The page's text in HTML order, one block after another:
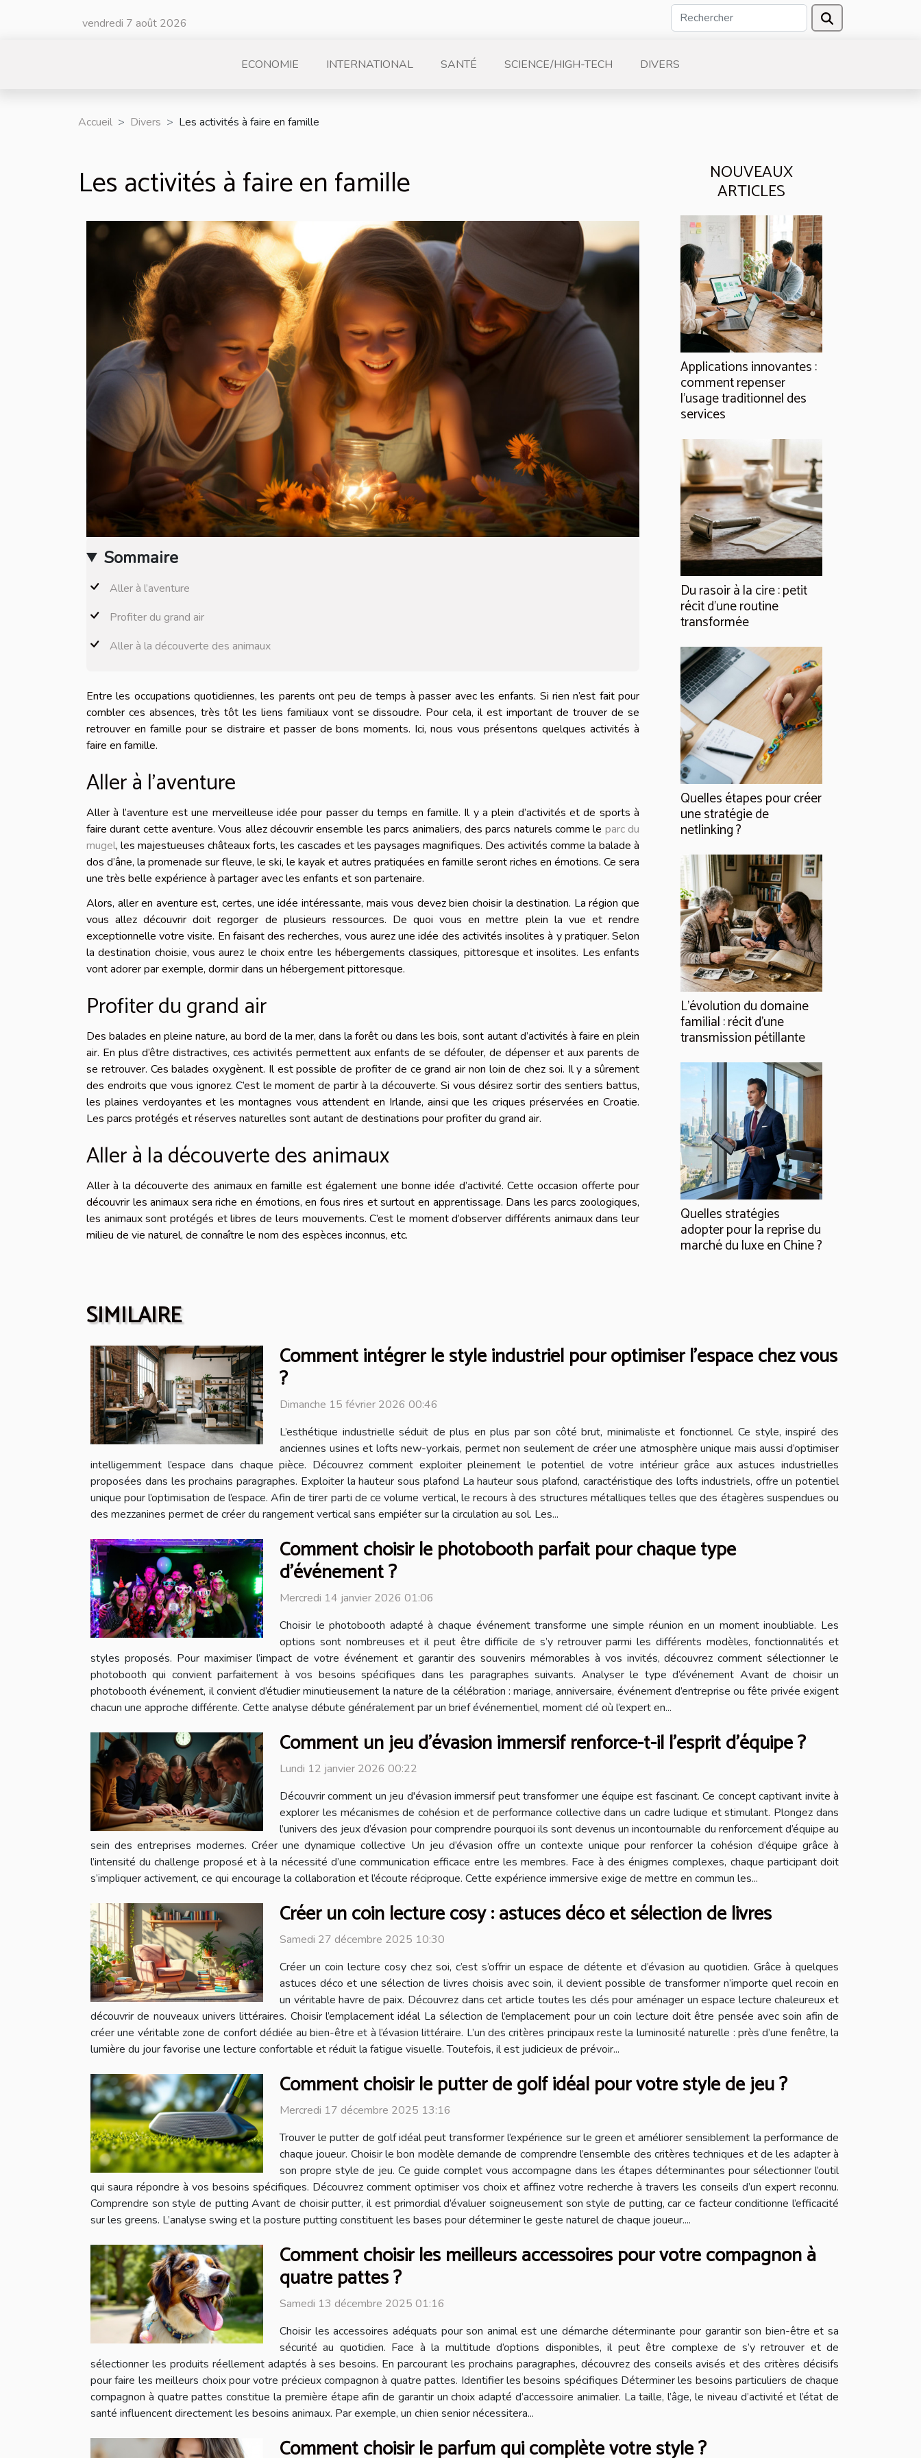
vendredi 7 août 2026
ECONOMIE INTERNATIONAL SANTÉ SCIENCE/HIGH-TECH DIVERS
Accueil Divers Les activités à faire en famille
Les activités à faire en famille
Sommaire
Aller à l’aventure
Profiter du grand air
Aller à la découverte des animaux
Entre les occupations quotidiennes, les parents ont peu de temps à passer avec les enfants. Si rien n’est fait pour
combler ces absences, très tôt les liens familiaux vont se dissoudre. Pour cela, il est important de trouver de se
retrouver en famille pour se distraire et passer de bons moments. Ici, nous vous présentons quelques activités à
faire en famille.
Aller à l’aventure
Aller à l’aventure est une merveilleuse idée pour passer du temps en famille. Il y a plein d’activités et de sports à
faire durant cette aventure. Vous allez découvrir ensemble les parcs animaliers, des parcs naturels comme le parc du
mugel, les majestueuses châteaux forts, les cascades et les paysages magnifiques. Des activités comme la balade à
dos d’âne, la promenade sur fleuve, le ski, le kayak et autres pratiquées en famille seront riches en émotions. Ce sera
une très belle expérience à partager avec les enfants et son partenaire.
Alors, aller en aventure est, certes, une idée intéressante, mais vous devez bien choisir la destination. La région que
vous allez découvrir doit regorger de plusieurs ressources. De quoi vous en mettre plein la vue et rendre
exceptionnelle votre visite. En faisant des recherches, vous aurez une idée des activités insolites à y pratiquer. Selon
la destination choisie, vous aurez le choix entre les hébergements classiques, pittoresque et insolites. Les enfants
vont adorer par exemple, dormir dans un hébergement pittoresque.
Profiter du grand air
Des balades en pleine nature, au bord de la mer, dans la forêt ou dans les bois, sont autant d’activités à faire en plein
air. En plus d’être distractives, ces activités permettent aux enfants de se défouler, de dépenser et aux parents de
se retrouver. Ces balades oxygènent. Il est possible de profiter de ce grand air non loin de chez soi. Il y a sûrement
des endroits que vous ignorez. C’est le moment de partir à la découverte. Si vous désirez sortir des sentiers battus,
les plaines verdoyantes et les montagnes vous attendent en Irlande, ainsi que les criques préservées en Croatie.
Les parcs protégés et réserves naturelles sont autant de destinations pour profiter du grand air.
Aller à la découverte des animaux
Aller à la découverte des animaux en famille est également une bonne idée d’activité. Cette occasion offerte pour
découvrir les animaux sera riche en émotions, en fous rires et surtout en apprentissage. Dans les parcs zoologiques,
les animaux sont protégés et libres de leurs mouvements. C’est le moment d’observer différents animaux dans leur
milieu de vie naturel, de connaître le nom des espèces inconnus, etc.
NOUVEAUX
ARTICLES
Applications innovantes :
comment repenser
l’usage traditionnel des
services
Du rasoir à la cire : petit
récit d’une routine
transformée
Quelles étapes pour créer
une stratégie de
netlinking ?
L’évolution du domaine
familial : récit d’une
transmission pétillante
Quelles stratégies
adopter pour la reprise du
marché du luxe en Chine ?
SIMILAIRE
Comment intégrer le style industriel pour optimiser l'espace chez vous
?
Dimanche 15 février 2026 00:46
L’esthétique industrielle séduit de plus en plus par son côté brut, minimaliste et fonctionnel. Ce style, inspiré des
anciennes usines et lofts new-yorkais, permet non seulement de créer une atmosphère unique mais aussi d’optimiser
intelligemment l’espace dans chaque pièce. Découvrez comment exploiter pleinement le potentiel de votre intérieur grâce aux astuces industrielles
proposées dans les prochains paragraphes. Exploiter la hauteur sous plafond La hauteur sous plafond, caractéristique des lofts industriels, offre un potentiel
unique pour l’optimisation de l’espace. Afin de tirer parti de ce volume vertical, le recours à des structures métalliques telles que des étagères suspendues ou
des mezzanines permet de créer du rangement vertical sans empiéter sur la circulation au sol. Les...
Comment choisir le photobooth parfait pour chaque type
d'événement ?
Mercredi 14 janvier 2026 01:06
Choisir le photobooth adapté à chaque événement transforme une simple réunion en un moment inoubliable. Les
options sont nombreuses et il peut être difficile de s’y retrouver parmi les différents modèles, fonctionnalités et
styles proposés. Pour maximiser l’impact de votre événement et garantir des souvenirs mémorables à vos invités, découvrez comment sélectionner le
photobooth qui convient parfaitement à vos besoins spécifiques dans les paragraphes suivants. Analyser le type d’événement Avant de choisir un
photobooth événement, il convient d’étudier minutieusement la nature de la célébration : mariage, anniversaire, événement d’entreprise ou fête privée exigent
chacun une approche différente. Cette analyse débute généralement par un brief événementiel, moment clé où l’expert en...
Comment un jeu d'évasion immersif renforce-t-il l'esprit d'équipe ?
Lundi 12 janvier 2026 00:22
Découvrir comment un jeu d'évasion immersif peut transformer une équipe est fascinant. Ce concept captivant invite à
explorer les mécanismes de cohésion et de performance collective dans un cadre ludique et stimulant. Plongez dans
l’univers des jeux d’évasion pour comprendre pourquoi ils sont devenus un incontournable du renforcement d’équipe au
sein des entreprises modernes. Créer une dynamique collective Un jeu d’évasion offre un contexte unique pour renforcer la cohésion d’équipe grâce à
l’intensité du challenge proposé et à la nécessité d’une communication efficace entre les membres. Face à des énigmes complexes, chaque participant doit
s’impliquer activement, ce qui encourage la collaboration et l’écoute réciproque. Cette expérience immersive exige de mettre en commun les...
Créer un coin lecture cosy : astuces déco et sélection de livres
Samedi 27 décembre 2025 10:30
Créer un coin lecture cosy chez soi, c’est s’offrir un espace de détente et d’évasion au quotidien. Grâce à quelques
astuces déco et une sélection de livres choisis avec soin, il devient possible de transformer n’importe quel recoin en
un véritable havre de paix. Découvrez dans cet article toutes les clés pour aménager un espace lecture chaleureux et
découvrir de nouveaux univers littéraires. Choisir l’emplacement idéal La sélection de l’emplacement pour un coin lecture doit être pensée avec soin afin de
créer une véritable zone de confort dédiée au bien-être et à l’évasion littéraire. L’un des critères principaux reste la luminosité naturelle : près d’une fenêtre, la
lumière du jour favorise une lecture confortable et réduit la fatigue visuelle. Toutefois, il est judicieux de prévoir...
Comment choisir le putter de golf idéal pour votre style de jeu ?
Mercredi 17 décembre 2025 13:16
Trouver le putter de golf idéal peut transformer l’expérience sur le green et améliorer sensiblement la performance de
chaque joueur. Choisir le bon modèle demande de comprendre l’ensemble des critères techniques et de les adapter à
son propre style de jeu. Ce guide complet vous accompagne dans les étapes déterminantes pour sélectionner l’outil
qui saura répondre à vos besoins spécifiques. Découvrez comment optimiser vos choix et affinez votre recherche à travers les conseils d’un expert reconnu.
Comprendre son style de putting Avant de choisir putter, il est primordial d’évaluer soigneusement son style de putting, car ce facteur conditionne l’efficacité
sur les greens. L’analyse swing et la posture putting constituent les bases pour déterminer le geste naturel de chaque joueur....
Comment choisir les meilleurs accessoires pour votre compagnon à
quatre pattes ?
Samedi 13 décembre 2025 01:16
Choisir les accessoires adéquats pour son animal est une démarche déterminante pour garantir son bien-être et sa
sécurité au quotidien. Face à la multitude d’options disponibles, il peut être complexe de s’y retrouver et de
sélectionner les produits réellement adaptés à ses besoins. En parcourant les prochains paragraphes, découvrez des conseils avisés et des critères décisifs
pour faire les meilleurs choix pour votre précieux compagnon à quatre pattes. Identifier les besoins spécifiques Déterminer les besoins particuliers de chaque
compagnon à quatre pattes constitue la première étape afin de garantir un choix adapté d’accessoire animalier. La taille, l’âge, le niveau d’activité et l’état de
santé influencent directement les besoins animaux. Par exemple, un chien senior nécessitera...
Comment choisir le parfum qui complète votre style ?